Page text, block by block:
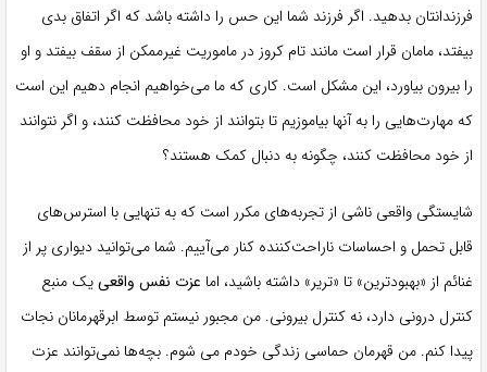
فرزندانتان بدهید. اگر فرزند شما این حس را داشته باشد که اگر اتفاق بدی
بیفتد، مامان قرار است مانند تام کروز در ماموریت غیرممکن از سقف بیفتد و او
را بیرون بیاورد، این مشکل است. کاری که ما می‌خواهیم انجام دهیم این است
که مهارت‌هایی را به آنها بیاموزیم تا بتوانند از خود محافظت کنند، و اگر نتوانند
از خود محافظت کنند، چگونه به دنبال کمک هستند؟
شایستگی واقعی ناشی از تجربه‌های مکرر است که به تنهایی با استرس‌های
قابل تحمل و احساسات ناراحت‌کننده کنار می‌آییم. شما می‌توانید دیواری پر از
غنائم از «بهبودترین» تا «تریر» داشته باشید، اما عزت نفس واقعییک منبع
کنترل درونی دارد، نه کنترل بیرونی. من مجبور نیستم توسط ابرقهرمانان نجات
پیدا کنم. من قهرمان حماسی زندگی خودم می شوم. بچه‌ها نمی‌توانند عزت